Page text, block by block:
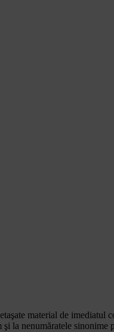
material de
la nenumăratele